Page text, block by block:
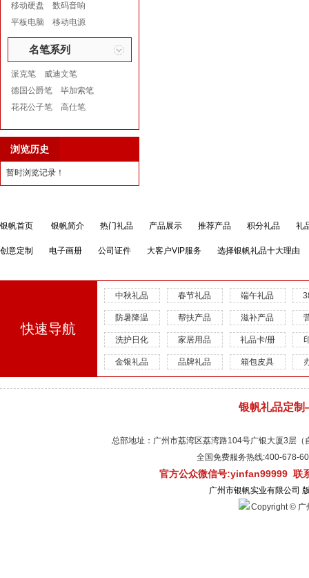
移动硬盘
数码音响
平板电脑
移动电源
名笔系列
派克笔
威迪文笔
德国公爵笔
毕加索笔
花花公子笔
高仕笔
浏览历史
暂时浏览记录！
银帆首页 银帆简介 热门礼品 产品展示 推荐产品 积分礼品 礼
创意定制 电子画册 公司证件 大客户VIP服务 选择银帆礼品十大理由
快速导航
中秋礼品 春节礼品 端午礼品
防暑降温 帮扶产品 滋补产品
洗护日化 家居用品 礼品卡/册
金银礼品 品牌礼品 箱包皮具
银帆礼品定
总部地址：广州市荔湾区荔湾路104号广银大厦3层
全国免费服务热线:400-
官方公众微信号:yinfan99999 联
广州市银帆实业有限公司
Copyright © 广